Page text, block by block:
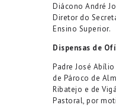
Diácono André
Diretor do
Ensino Superior.
Dispensas de Ofí
Padre José
de Pároco de
Ribatejo e de
Pastoral, por